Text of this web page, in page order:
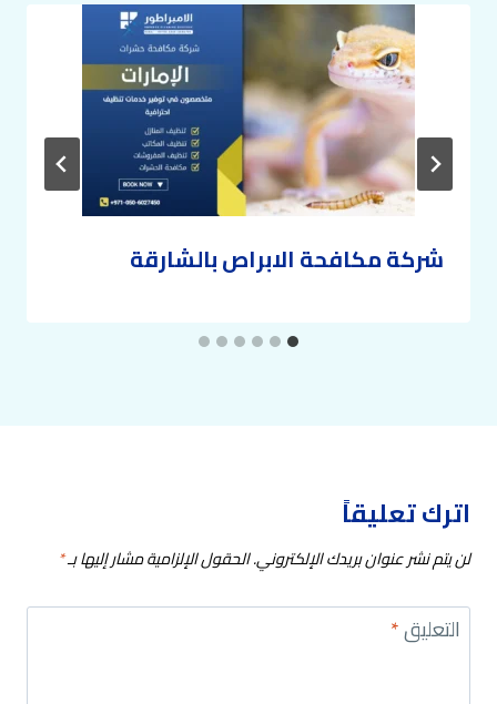
شركة مكافحة الابراص بالشارقة
اترك تعليقاً
لن يتم نشر عنوان بريدك الإلكتروني.الحقول الإلزامية مشار إليها بـ*
التعليق*